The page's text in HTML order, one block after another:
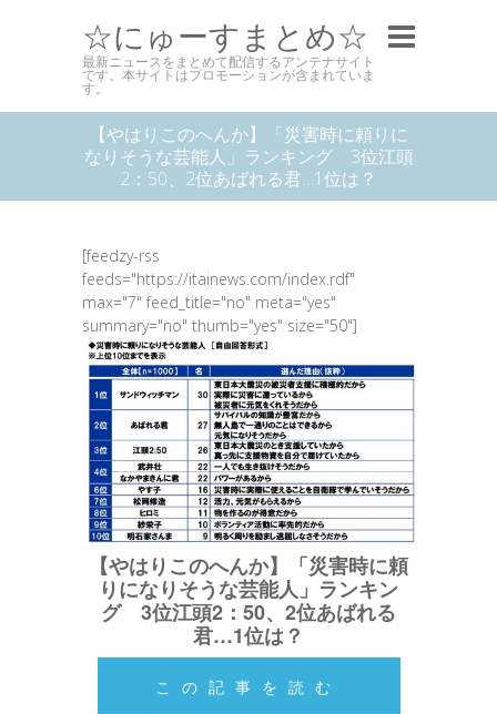
☆にゅーすまとめ☆
最新ニュースをまとめて配信するアンテナサイト
です。本サイトはプロモーションが含まれていま
す。
【やはりこのへんか】「災害時に頼りに
なりそうな芸能人」ランキング 3位江頭
2：50、2位あばれる君…1位は？
[feedzy-rss
feeds="https://itainews.com/index.rdf"
max="7" feed_title="no" meta="yes"
summary="no" thumb="yes" size="50"]
【やはりこのへんか】「災害時に頼
りになりそうな芸能人」ランキン
グ 3位江頭2：50、2位あばれる
君…1位は？
この記事を読む